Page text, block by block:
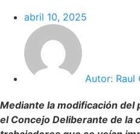
abril 10, 2025
Autor: Raul
Mediante la modificación del
el Concejo Deliberante de la